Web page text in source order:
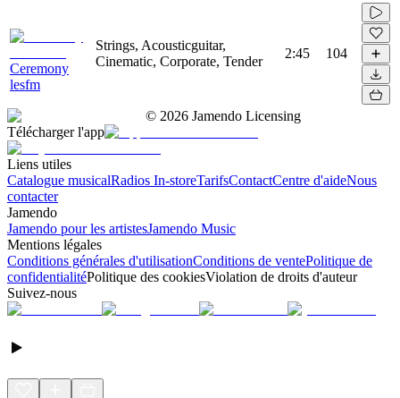
Ceremony
lesfm
Strings, Acousticguitar,
Cinematic, Corporate, Tender
2:45 104
© 2026 Jamendo Licensing
Télécharger l'app
Liens utiles
Catalogue musicalRadios In-storeTarifsContactCentre d'aideNous
contacter
Jamendo
Jamendo pour les artistesJamendo Music
Mentions légales
Conditions générales d'utilisationConditions de ventePolitique de
confidentialitéPolitique des cookiesViolation de droits d'auteur
Suivez-nous